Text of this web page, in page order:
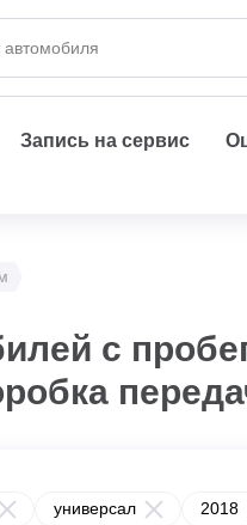
Запись на сервис
с
универсал 2018